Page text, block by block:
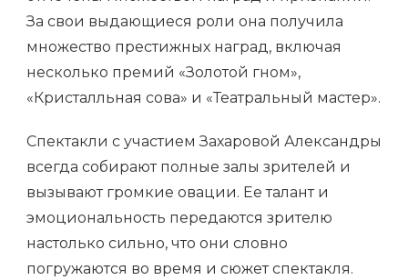
За свои выдающиеся роли она получила
множество престижных наград, включая
несколько премий «Золотой гном»,
«Кристалльная сова» и «Театральный мастер».
Спектакли с участием Захаровой Александры
всегда собирают полные залы зрителей и
вызывают громкие овации. Ее талант и
эмоциональность передаются зрителю
настолько сильно, что они словно
погружаются во время и сюжет спектакля.